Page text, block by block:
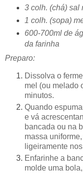
3 colh. (chá) sal
1 colh. (sopa)
600-700ml de
da farinha
Preparo:
Dissolva o
mel (ou melado
minutos.
Quando
e vá
bancada ou na
massa
ligeiramente
Enfarinhe a
molde uma